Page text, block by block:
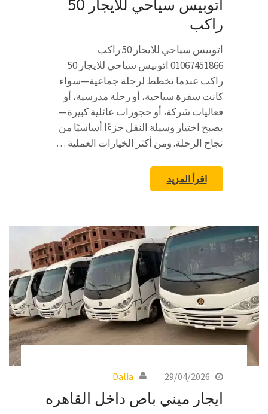
اتوبيس سياحي للايجار 50
راكب
اتوبيس سياحي للايجار 50 راكب
01067451866 اتوبيس سياحي للايجار 50
راكب عندما تخطط لرحلة جماعية—سواء
كانت سفرة سياحية، أو رحلة مدرسية، أو
فعاليات شركة، أو حجوزات عائلية كبيرة—
يصبح اختيار وسيلة النقل جزءًا أساسيًا من
نجاح الرحلة. ومن أكثر الخيارات العملية …
اقرأ المزيد
29/04/2026
Dalia
ايجار ميني باص داخل القاهره